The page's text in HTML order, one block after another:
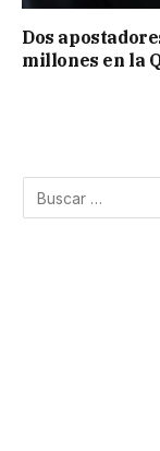
Dos
millones en la